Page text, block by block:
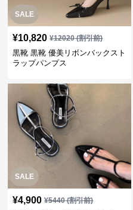
SALE
¥10,820 ¥12020(割引前)
黒靴 黒靴 優美リボンバックスト
ラップパンプス
SALE
¥4,900 ¥5440(割引前)